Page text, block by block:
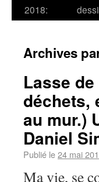
2018:
Archives
Lasse
déchets,
au mur.)
Daniel
Publié le24 mai
Ma vie, se